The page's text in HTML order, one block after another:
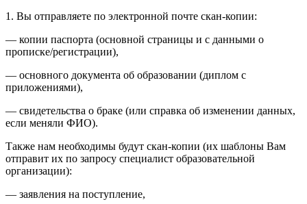
1. Вы отправляете по электронной почте скан-копии:
— копии паспорта (основной страницы и с данными о
прописке/регистрации),
— основного документа об образовании (диплом с
приложениями),
— свидетельства о браке (или справка об изменении данных,
если меняли ФИО).
Также нам необходимы будут скан-копии (их шаблоны Вам
отправит их по запросу специалист образовательной
организации):
— заявления на поступление,